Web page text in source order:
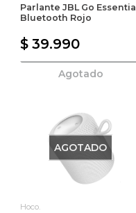
Parlante JBL Go Essential
Bluetooth Rojo
$ 39.990
Agotado
AGOTADO
Hoco.